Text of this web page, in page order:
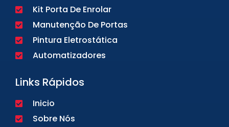
Kit Porta De Enrolar
Manutenção De Portas
Pintura Eletrostática
Automatizadores
Links Rápidos
Inicio
Sobre Nós